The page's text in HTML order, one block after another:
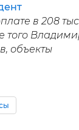
в 208
того
объекты